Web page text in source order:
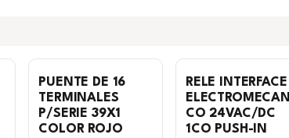
PUENTE DE 16
TERMINALES
P/SERIE 39X1
COLOR ROJO
RELE INTERFACE
ELECTROMECANI
CO 24VAC/DC
1CO PUSH-IN